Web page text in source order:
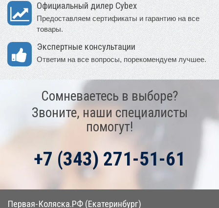
Официальный дилер Cybex
Предоставляем сертификаты и гарантию на все
товары.
Экспертные консультации
Ответим на все вопросы, порекомендуем лучшее.
Сомневаетесь в выборе?
Звоните, наши специалисты
помогут!
+7 (343) 271-51-61
Первая-Коляска.РФ (Екатеринбург)